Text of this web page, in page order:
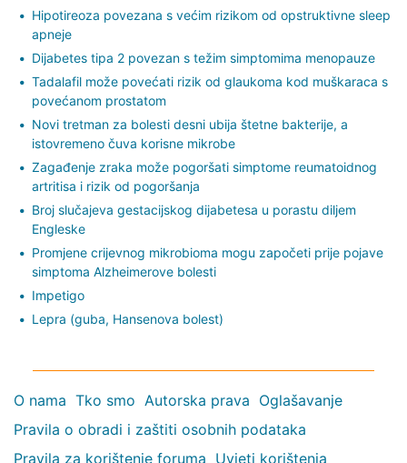
Hipotireoza povezana s većim rizikom od opstruktivne sleep
apneje
Dijabetes tipa 2 povezan s težim simptomima menopauze
Tadalafil može povećati rizik od glaukoma kod muškaraca s
povećanom prostatom
Novi tretman za bolesti desni ubija štetne bakterije, a
istovremeno čuva korisne mikrobe
Zagađenje zraka može pogoršati simptome reumatoidnog
artritisa i rizik od pogoršanja
Broj slučajeva gestacijskog dijabetesa u porastu diljem
Engleske
Promjene crijevnog mikrobioma mogu započeti prije pojave
simptoma Alzheimerove bolesti
Impetigo
Lepra (guba, Hansenova bolest)
O nama Tko smo Autorska prava Oglašavanje
Pravila o obradi i zaštiti osobnih podataka
Pravila za korištenje foruma Uvjeti korištenja